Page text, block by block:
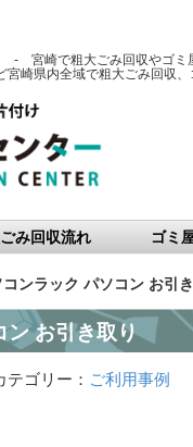
- 宮崎で粗大ごみ回収やゴミ
崎県内全域で粗大ごみ回収、
み回収流れ ゴミ
ンラック パソコン お引
ン お引き取り
テゴリー： ご利用事例